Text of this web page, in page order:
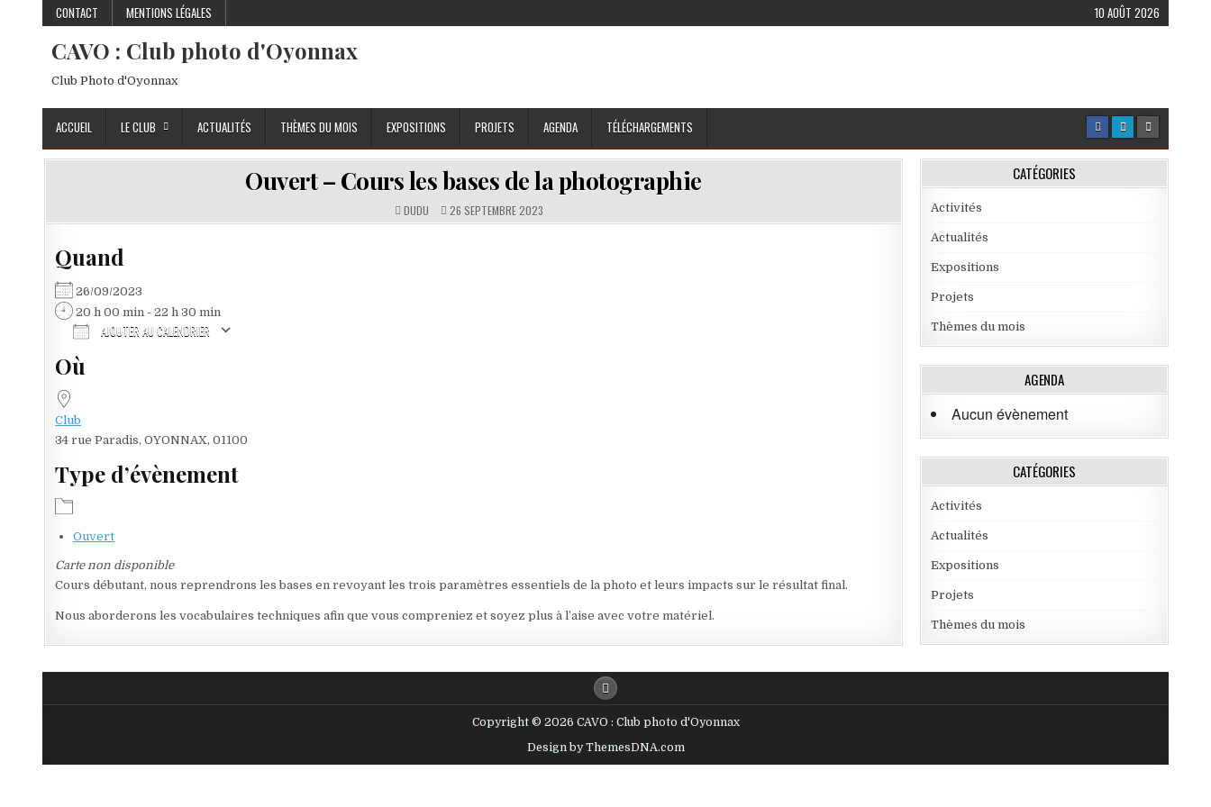
Skip to content
CONTACT MENTIONS LÉGALES 10 AOÛT 2026
CAVO : Club photo d'Oyonnax
Club Photo d'Oyonnax
ACCUEIL LE CLUB ACTUALITÉS THÈMES DU MOIS EXPOSITIONS PROJETS AGENDA TÉLÉCHARGEMENTS
Ouvert – Cours les bases de la photographie
DUDU 26 SEPTEMBRE 2023
Quand
26/09/2023
20 h 00 min - 22 h 30 min
AJOUTER AU CALENDRIER
Où
Club
34 rue Paradis, OYONNAX, 01100
Type d’évènement
Ouvert
Carte non disponible
Cours débutant, nous reprendrons les bases en revoyant les trois paramètres essentiels de la photo et leurs impacts sur le résultat final.
Nous aborderons les vocabulaires techniques afin que vous compreniez et soyez plus à l’aise avec votre matériel.
CATÉGORIES
Activités
Actualités
Expositions
Projets
Thèmes du mois
AGENDA
Aucun évènement
CATÉGORIES
Activités
Actualités
Expositions
Projets
Thèmes du mois
Copyright © 2026 CAVO : Club photo d'Oyonnax
Design by ThemesDNA.com